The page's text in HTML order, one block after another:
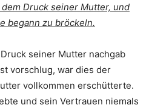
Druck seiner Mutter, und
begann zu bröckeln.
seiner Mutter nachgab
vorschlug, war dies der
vollkommen erschütterte.
und sein Vertrauen niemals